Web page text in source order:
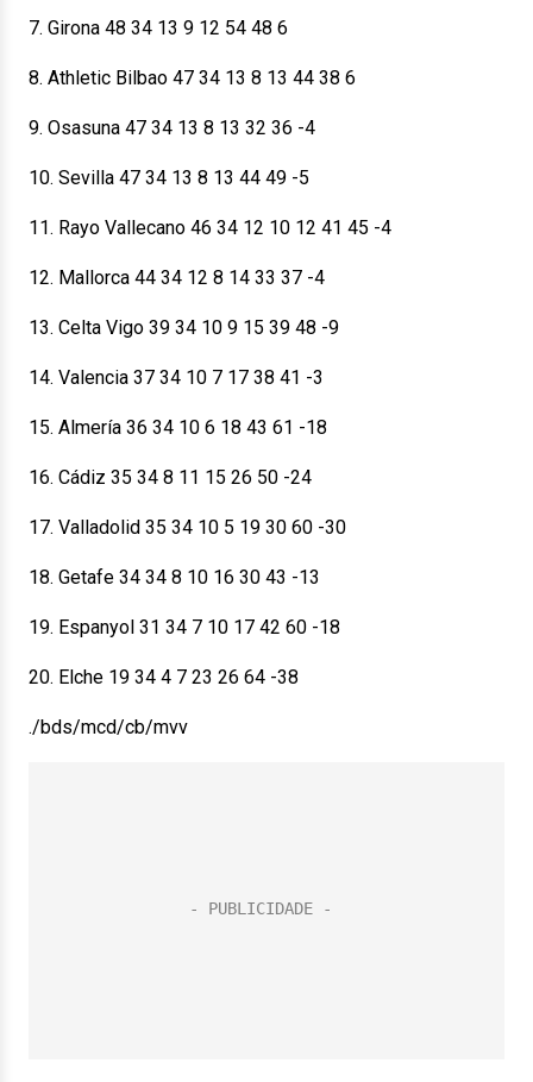
7. Girona 48 34 13 9 12 54 48 6
8. Athletic Bilbao 47 34 13 8 13 44 38 6
9. Osasuna 47 34 13 8 13 32 36 -4
10. Sevilla 47 34 13 8 13 44 49 -5
11. Rayo Vallecano 46 34 12 10 12 41 45 -4
12. Mallorca 44 34 12 8 14 33 37 -4
13. Celta Vigo 39 34 10 9 15 39 48 -9
14. Valencia 37 34 10 7 17 38 41 -3
15. Almería 36 34 10 6 18 43 61 -18
16. Cádiz 35 34 8 11 15 26 50 -24
17. Valladolid 35 34 10 5 19 30 60 -30
18. Getafe 34 34 8 10 16 30 43 -13
19. Espanyol 31 34 7 10 17 42 60 -18
20. Elche 19 34 4 7 23 26 64 -38
./bds/mcd/cb/mvv